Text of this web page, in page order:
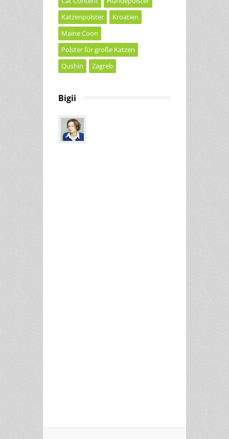
Katzenpolster
Kroatien
Maine Coon
Polster für große Katzen
Qushin
Zagreb
Bigii